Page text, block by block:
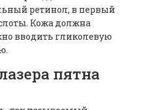
ретинол, в первый
Кожа должна
вводить гликолевую
пятна